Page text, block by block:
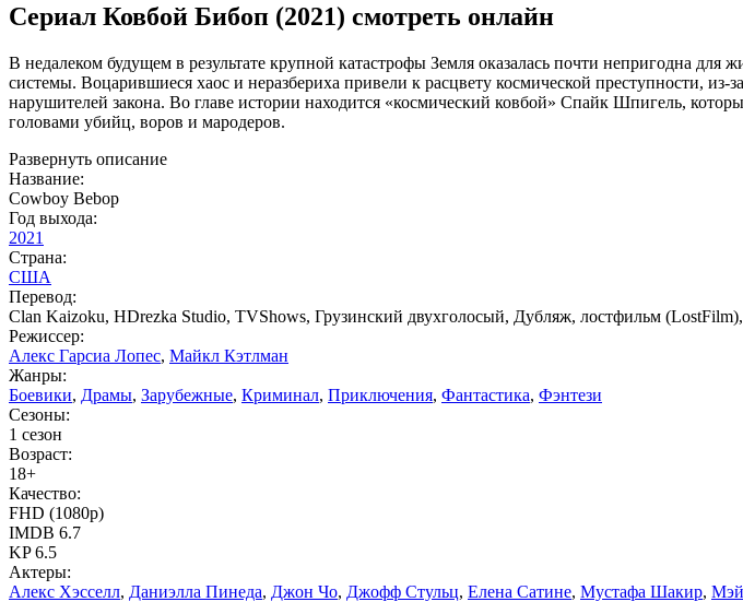
Сериал Ковбой Бибоп (2021) смотреть онлайн
В недалеком будущем в результате крупной катастрофы Земля оказалась почти непригодна
системы. Воцарившиеся хаос и неразбериха привели к расцвету космической преступности,
нарушителей закона. Во главе истории находится «космический ковбой» Спайк Шпигель,
головами убийц, воров и мародеров.
Развернуть описание
Название:
Cowboy Bebop
Год выхода:
2021
Страна:
США
Перевод:
Clan Kaizoku, HDrezka Studio, TVShows, Грузинский двухголосый, Дубляж, лостфильм
Режиссер:
Алекс Гарсиа Лопес, Майкл Кэтлман
Жанры:
Боевики, Драмы, Зарубежные, Криминал, Приключения, Фантастика, Фэнтези
Сезоны:
1 сезон
Возраст:
18+
Качество:
FHD (1080p)
IMDB 6.7
KP6.5
Актеры:
Алекс Хэсселл, Даниэлла Пинеда, Джон Чо, Джофф Стульц, Елена Сатине, Мустафа Шакир,